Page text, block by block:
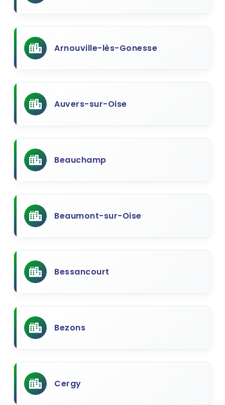
Arnouville-lès-Gonesse
Auvers-sur-Oise
Beauchamp
Beaumont-sur-Oise
Bessancourt
Bezons
Cergy